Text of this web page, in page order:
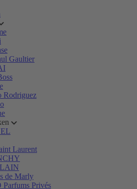
Gaultier
Rodriguez
Laurent
de Marly
Privés